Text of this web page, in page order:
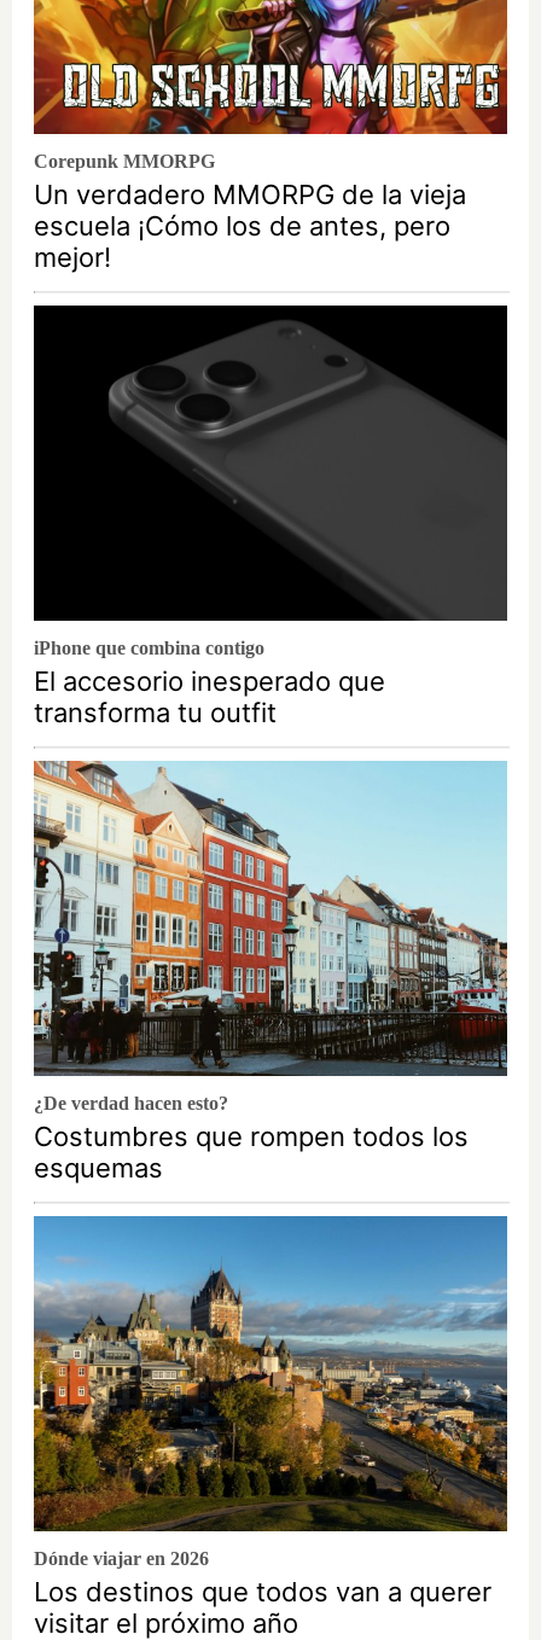
Corepunk MMORPG
Un verdadero MMORPG de la vieja
escuela ¡Cómo los de antes, pero
mejor!
iPhone que combina contigo
El accesorio inesperado que
transforma tu outfit
¿De verdad hacen esto?
Costumbres que rompen todos los
esquemas
Dónde viajar en 2026
Los destinos que todos van a querer
visitar el próximo año